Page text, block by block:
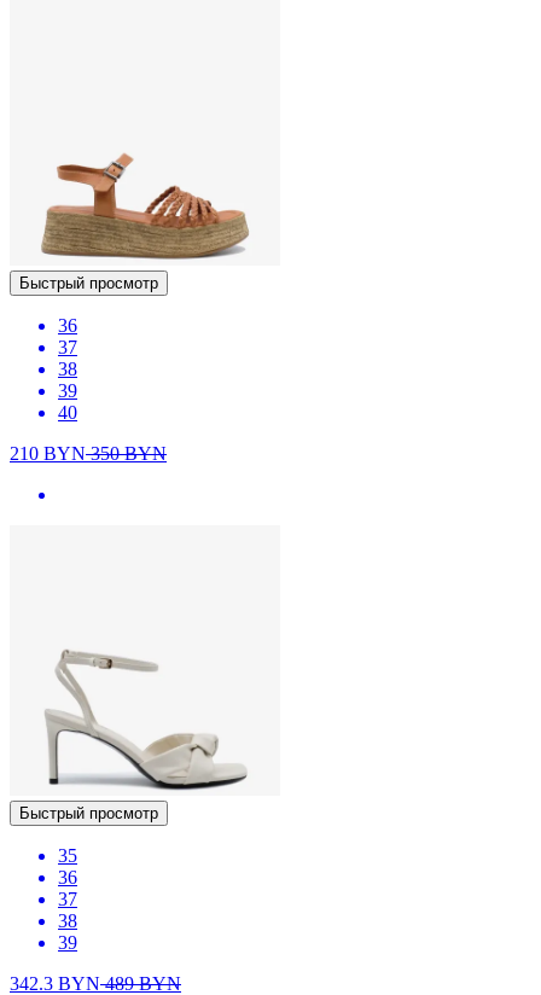
Быстрый просмотр
36
37
38
39
40
210 BYN350BYN
Быстрый просмотр
35
36
37
38
39
342.3 BYN489BYN